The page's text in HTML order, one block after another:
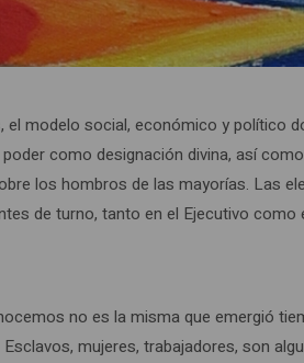
el modelo social, económico y político
como designación divina, así
los hombros de las mayorías. Las
de turno, tanto en el Ejecutivo
no es la misma que emergió
mujeres, trabajadores, son